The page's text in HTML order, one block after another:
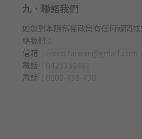
九、聯絡我們
如您對本隱私權政策有任何疑問
絡我們：
信箱｜
電話｜
電話｜